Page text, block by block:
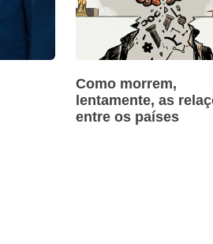
Como morrem,
lentamente, as
entre os países